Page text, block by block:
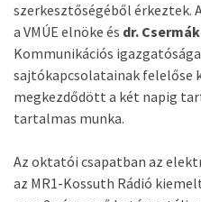
szerkesztőségéből érkeztek.
a VMÚE elnöke és dr.
Kommunikációs
sajtókapcsolatainak felelőse
megkezdődött a két napig
tartalmas munka.
Az oktatói csapatban az
az MR1-Kossuth Rádió